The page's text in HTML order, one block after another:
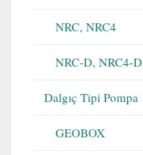
NRC, NRC4
NRC-D, NRC4-D
Dalgıç Tipi Pompa
GEOBOX